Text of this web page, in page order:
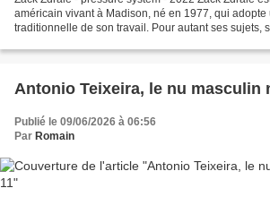
américain vivant à Madison, né en 1977, qui adopte
traditionnelle de son travail. Pour autant ses sujets,
Antonio Teixeira, le nu masculin
Publié le 09/06/2026 à 06:56
Par Romain